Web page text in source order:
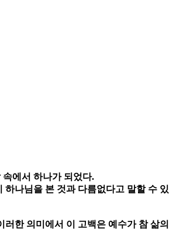
에서 하나가 되었다.
나님을 본 것과 다름없다고 말할 수 있
한 의미에서 이 고백은 예수가 참 삶의